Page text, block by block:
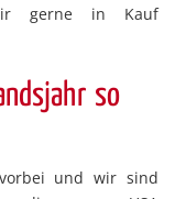
gerne in Kauf
so
und wir sind